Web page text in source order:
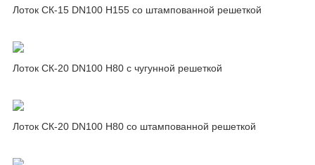
Лоток СК-15 DN100 H155 со штампованной решеткой
Лоток СК-20 DN100 H80 с чугунной решеткой
Лоток СК-20 DN100 H80 со штампованной решеткой